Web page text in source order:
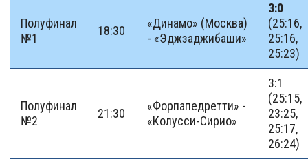
Полуфинал
№1
18:30
«Динамо» (Москва)
- «Эджзаджибаши»
3:0
(25:16,
25:16,
25:23)
Полуфинал
№2
21:30
«Форпапедретти» -
«Колусси-Сирио»
3:1
(25:15,
23:25,
25:17,
26:24)